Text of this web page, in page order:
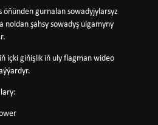
öňünden gurnalan sowadyjylarsyz
noldan şahsy sowadyş ulgamyny
içki giňişlik iň uly flagman wideo